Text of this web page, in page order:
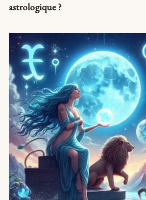
astrologique ?